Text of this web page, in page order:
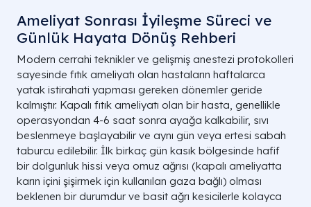
Ameliyat Sonrası İyileşme Süreci ve
Günlük Hayata Dönüş Rehberi
Modern cerrahi teknikler ve gelişmiş anestezi protokolleri
sayesinde fıtık ameliyatı olan hastaların haftalarca
yatak istirahati yapması gereken dönemler geride
kalmıştır. Kapalı fıtık ameliyatı olan bir hasta, genellikle
operasyondan 4-6 saat sonra ayağa kalkabilir, sıvı
beslenmeye başlayabilir ve aynı gün veya ertesi sabah
taburcu edilebilir. İlk birkaç gün kasık bölgesinde hafif
bir dolgunluk hissi veya omuz ağrısı (kapalı ameliyatta
karın içini şişirmek için kullanılan gaza bağlı) olması
beklenen bir durumdur ve basit ağrı kesicilerle kolayca